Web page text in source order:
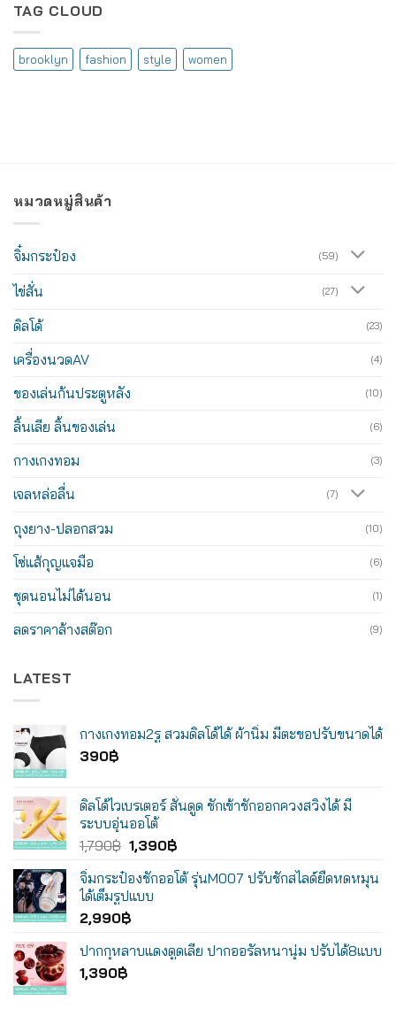
TAG CLOUD
brooklyn fashion style women
หมวดหมู่สินค้า
จิ๋มกระป๋อง (59)
ไข่สั่น (27)
ดิลโด้ (23)
เครื่องนวดAV (4)
ของเล่นก้นประตูหลัง (10)
ลิ้นเลีย ลิ้นของเล่น (6)
กางเกงทอม (3)
เจลหล่อลื่น (7)
ถุงยาง-ปลอกสวม (10)
โซ่แส้กุญแจมือ (6)
ชุดนอนไม่ได้นอน (1)
ลดราคาล้างสต๊อก (9)
LATEST
กางเกงทอม2รู สวมดิลโด้ได้ ผ้านิ่ม มีตะขอปรับขนาดได้
390฿
ดิลโด้ไวเบรเตอร์ สั่นดูด ชักเข้าชักออกควงสวิงได้ มี
ระบบอุ่นออโต้
1,790฿ Original
was:
1,790฿.
1,390฿Current
is:
จิ๋มกระป๋องชักออโต้ รุ่นM007 ปรับชักสไลด์ยืดหดหมุน
ได้เต็มรูปแบบ
2,990฿
ปากกุหลาบแดงดูดเลีย ปากออรัลหนานุ่ม ปรับได้8แบบ
1,390฿